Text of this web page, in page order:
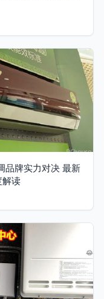
品牌实力对决 最新
解读